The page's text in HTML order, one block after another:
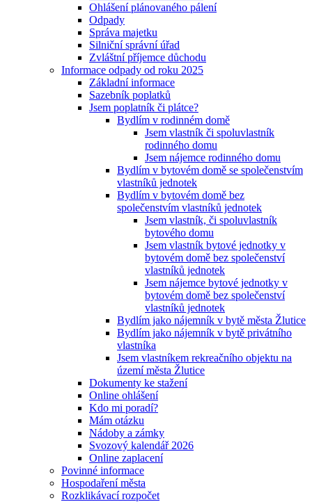
Ohlášení plánovaného pálení
Odpady
Správa majetku
Silniční správní úřad
Zvláštní příjemce důchodu
Informace odpady od roku 2025
Základní informace
Sazebník poplatků
Jsem poplatník či plátce?
Bydlím v rodinném domě
Jsem vlastník či spoluvlastník
rodinného domu
Jsem nájemce rodinného domu
Bydlím v bytovém domě se společenstvím
vlastníků jednotek
Bydlím v bytovém domě bez
společenstvím vlastníků jednotek
Jsem vlastník, či spoluvlastník
bytového domu
Jsem vlastník bytové jednotky v
bytovém domě bez společenství
vlastníků jednotek
Jsem nájemce bytové jednotky v
bytovém domě bez společenství
vlastníků jednotek
Bydlím jako nájemník v bytě města Žlutice
Bydlím jako nájemník v bytě privátního
vlastníka
Jsem vlastníkem rekreačního objektu na
území města Žlutice
Dokumenty ke stažení
Online ohlášení
Kdo mi poradí?
Mám otázku
Nádoby a zámky
Svozový kalendář 2026
Online zaplacení
Povinné informace
Hospodaření města
Rozklikávací rozpočet